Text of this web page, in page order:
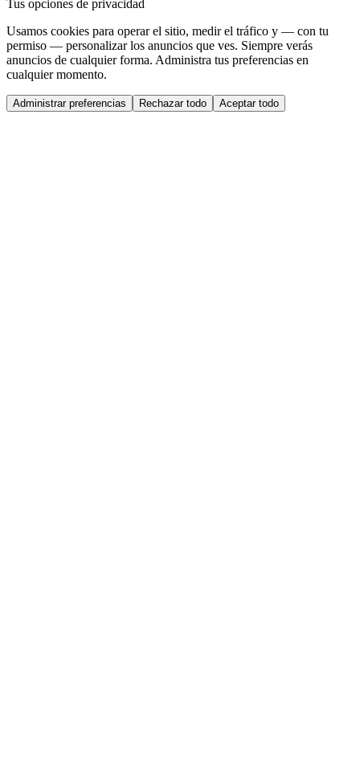
Tus opciones de privacidad
Usamos cookies para operar el sitio, medir el tráfico y — con tu
permiso — personalizar los anuncios que ves. Siempre verás
anuncios de cualquier forma. Administra tus preferencias en
cualquier momento.
Administrar preferencias Rechazar todo Aceptar todo